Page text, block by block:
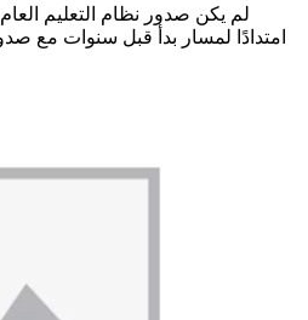
لم يكن صدور نظام التعليم
امتدادًا لمسار بدأ قبل سنوات مع